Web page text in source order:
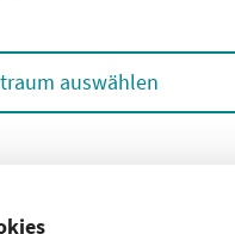
auswählen